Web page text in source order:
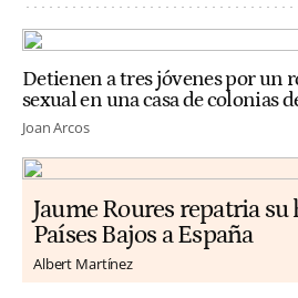
Detienen a tres jóvenes por un
sexual en una casa de colonias
Joan Arcos
Jaume Roures repatria
Países Bajos a España
Albert Martínez